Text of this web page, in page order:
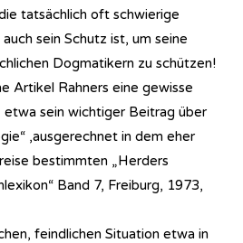
tatsächlich oft schwierige
sein Schutz ist, um seine
Dogmatikern zu schützen!
Artikel Rahners eine gewisse
etwa sein wichtiger Beitrag über
,ausgerechnet in dem eher
bestimmten „Herders
Band 7, Freiburg, 1973,
feindlichen Situation etwa in